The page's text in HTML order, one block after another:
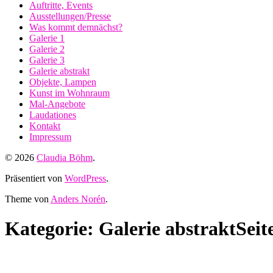
Auftritte, Events
Ausstellungen/Presse
Was kommt demnächst?
Galerie 1
Galerie 2
Galerie 3
Galerie abstrakt
Objekte, Lampen
Kunst im Wohnraum
Mal-Angebote
Laudationes
Kontakt
Impressum
© 2026 Claudia Böhm.
Präsentiert von WordPress.
Theme von Anders Norén.
Kategorie: Galerie abstrakt